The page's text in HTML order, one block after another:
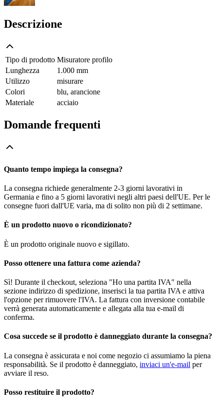
Descrizione
Tipo di prodotto Misuratore profilo
Lunghezza
1.000 mm
Utilizzo
misurare
Colori
blu, arancione
Materiale
acciaio
Domande frequenti
Quanto tempo impiega la consegna?
La consegna richiede generalmente 2-3 giorni lavorativi in
Germania e fino a 5 giorni lavorativi negli altri paesi dell'UE. Per le
consegne fuori dall'UE varia, ma di solito non più di 2 settimane.
È un prodotto nuovo o ricondizionato?
È un prodotto originale nuovo e sigillato.
Posso ottenere una fattura come azienda?
Sì! Durante il checkout, seleziona "Ho una partita IVA" nella
sezione indirizzo di spedizione, inserisci la tua partita IVA e attiva
l'opzione per rimuovere l'IVA. La fattura con inversione contabile
verrà generata automaticamente e allegata alla tua e-mail di
conferma.
Cosa succede se il prodotto è danneggiato durante la consegna?
La consegna è assicurata e noi come negozio ci assumiamo la piena
responsabilità. Se il prodotto è danneggiato, inviaci un'e-mail per
avviare il reso.
Posso restituire il prodotto?